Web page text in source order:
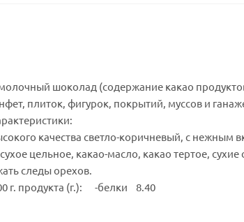
шоколад (содержание какао
плиток, фигурок, покрытий, муссов и
качества светло-коричневый, с нежным
цельное, какао-масло, какао тертое,
следы орехов.
г. продукта (г.): -белки 8.40